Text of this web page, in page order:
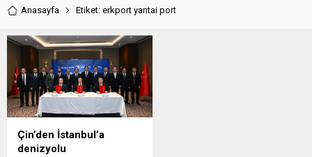
Anasayfa Etiket: erkport yantai port
Çin’den İstanbul’a
denizyolu